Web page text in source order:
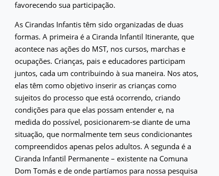
favorecendo sua participação.
As Cirandas Infantis têm sido organizadas de duas
formas. A primeira é a Ciranda Infantil Itinerante, que
acontece nas ações do MST, nos cursos, marchas e
ocupações. Crianças, pais e educadores participam
juntos, cada um contribuindo à sua maneira. Nos atos,
elas têm como objetivo inserir as crianças como
sujeitos do processo que está ocorrendo, criando
condições para que elas possam entender e, na
medida do possível, posicionarem-se diante de uma
situação, que normalmente tem seus condicionantes
compreendidos apenas pelos adultos. A segunda é a
Ciranda Infantil Permanente – existente na Comuna
Dom Tomás e de onde partíamos para nossa pesquisa